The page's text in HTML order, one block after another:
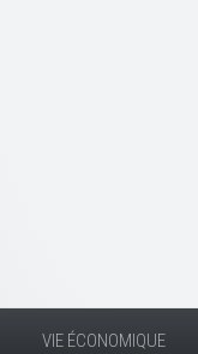
VIE ÉCONOMIQUE